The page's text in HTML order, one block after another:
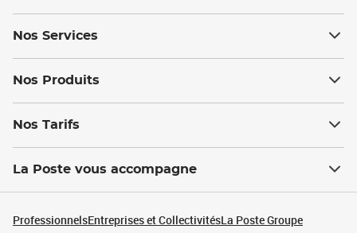
Nos Services
Nos Produits
Nos Tarifs
La Poste vous accompagne
ProfessionnelsEntreprises et CollectivitésLa Poste Groupe